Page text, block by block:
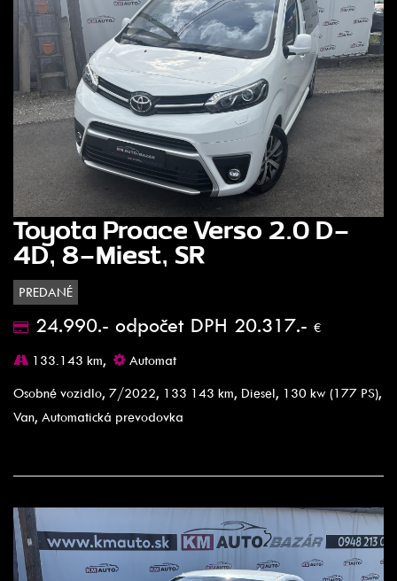
Toyota Proace Verso 2.0 D-
4D, 8-Miest, SR
PREDANÉ
24.990.- odpočet DPH 20.317.- €
133.143 km,
Automat
Osobné vozidlo, 7/2022, 133 143 km, Diesel, 130 kw (177 PS),
Van, Automatická prevodovka